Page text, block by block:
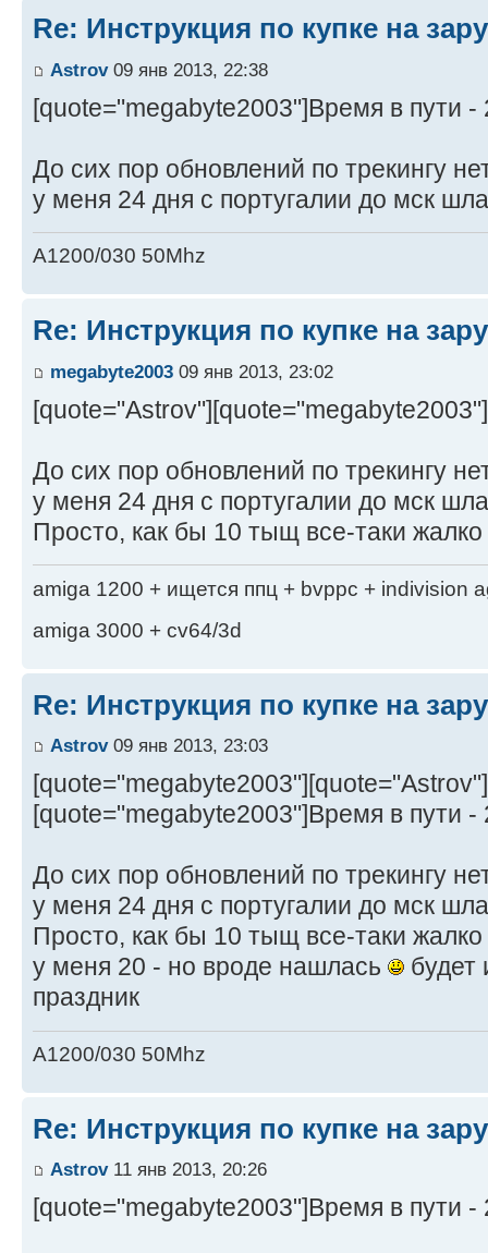
Re: Инструкция по купке на
Astrov09 янв 2013, 22:38
[quote="megabyte2003"]Время в пути -
До сих пор обновлений по трекингу
у меня 24 дня с португалии до мск
A1200/030 50Mhz
Re: Инструкция по купке на
megabyte2003 09 янв 2013, 23:02
До сих пор обновлений по трекингу
у меня 24 дня с португалии до мск
Просто, как бы 10 тыщ все-таки жалко
amiga 1200 + ищется ппц + bvppc + indivision
amiga 3000 + cv64/3d
Re: Инструкция по купке на
Astrov09 янв 2013, 23:03
[quote="megabyte2003"][quote="Astrov"]
[quote="megabyte2003"]Время в пути -
До сих пор обновлений по трекингу
у меня 24 дня с португалии до мск
Просто, как бы 10 тыщ все-таки жалко
у меня 20 - но вроде нашлась
будет
праздник
A1200/030 50Mhz
Re: Инструкция по купке на
Astrov11 янв 2013, 20:26
[quote="megabyte2003"]Время в пути -